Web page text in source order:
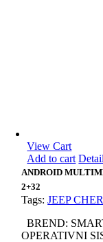
View Cart
Add to cart
ANDROID
2+32
Tags:JEEP
BREND:
OPERATIVNI